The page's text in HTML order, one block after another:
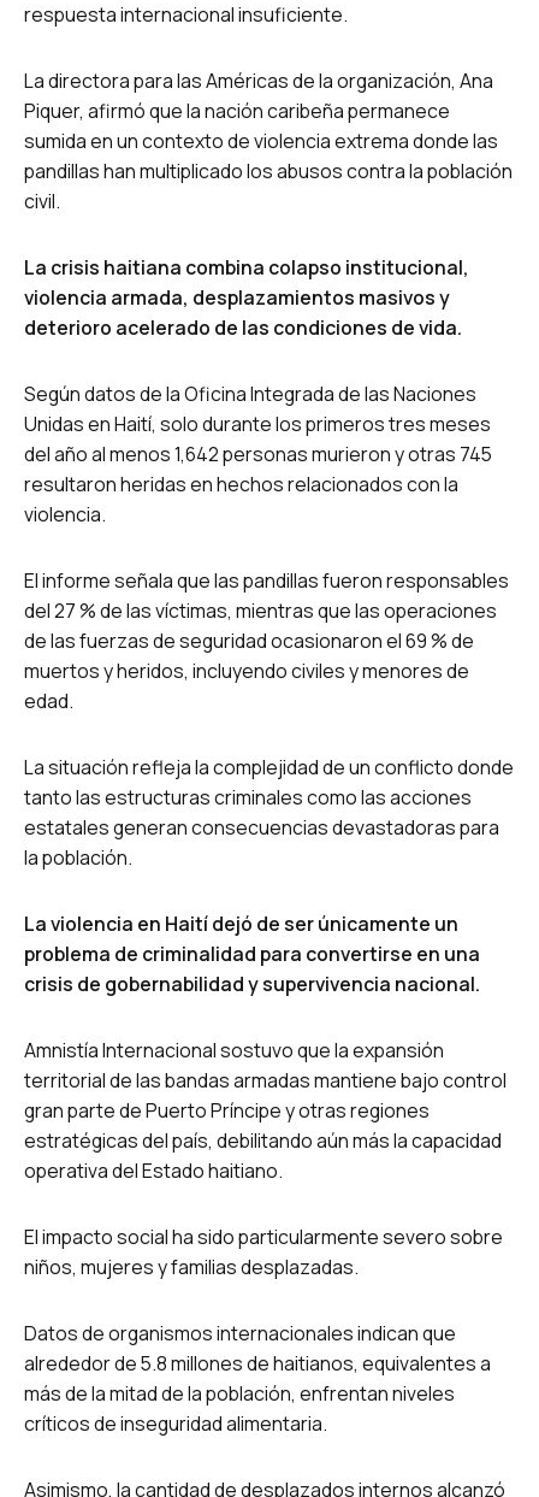
respuesta internacional insuficiente.
La directora para las Américas de la organización, Ana
Piquer, afirmó que la nación caribeña permanece
sumida en un contexto de violencia extrema donde las
pandillas han multiplicado los abusos contra la población
civil.
La crisis haitiana combina colapso institucional,
violencia armada, desplazamientos masivos y
deterioro acelerado de las condiciones de vida.
Según datos de la Oficina Integrada de las Naciones
Unidas en Haití, solo durante los primeros tres meses
del año al menos 1,642 personas murieron y otras 745
resultaron heridas en hechos relacionados con la
violencia.
El informe señala que las pandillas fueron responsables
del 27 % de las víctimas, mientras que las operaciones
de las fuerzas de seguridad ocasionaron el 69 % de
muertos y heridos, incluyendo civiles y menores de
edad.
La situación refleja la complejidad de un conflicto donde
tanto las estructuras criminales como las acciones
estatales generan consecuencias devastadoras para
la población.
La violencia en Haití dejó de ser únicamente un
problema de criminalidad para convertirse en una
crisis de gobernabilidad y supervivencia nacional.
Amnistía Internacional sostuvo que la expansión
territorial de las bandas armadas mantiene bajo control
gran parte de Puerto Príncipe y otras regiones
estratégicas del país, debilitando aún más la capacidad
operativa del Estado haitiano.
El impacto social ha sido particularmente severo sobre
niños, mujeres y familias desplazadas.
Datos de organismos internacionales indican que
alrededor de 5.8 millones de haitianos, equivalentes a
más de la mitad de la población, enfrentan niveles
críticos de inseguridad alimentaria.
Asimismo, la cantidad de desplazados internos alcanzó